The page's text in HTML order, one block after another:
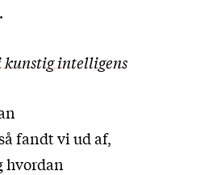
kunstig intelligens
fandt vi ud af,
hvordan